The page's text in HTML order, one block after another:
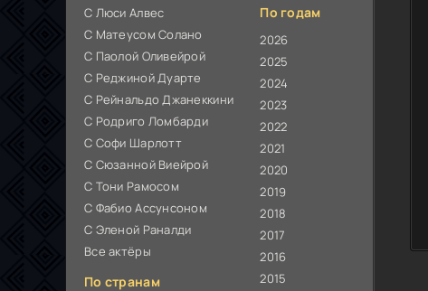
С Люси Алвес
С Матеусом Солано
С Паолой Оливейрой
С Реджиной Дуарте
С Рейнальдо Джанеккини
С Родриго Ломбарди
С Софи Шарлотт
С Сюзанной Виейрой
С Тони Рамосом
С Фабио Ассунсоном
С Эленой Раналди
Все актёры
По странам
По годам
2026
2025
2024
2023
2022
2021
2020
2019
2018
2017
2016
2015